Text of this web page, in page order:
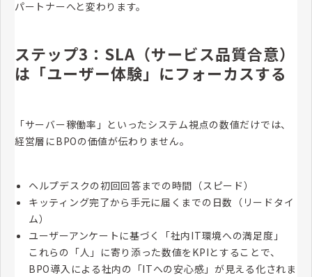
パートナーへと変わります。
ステップ3：SLA（サービス品質合意）
は「ユーザー体験」にフォーカスする
「サーバー稼働率」といったシステム視点の数値だけでは、
経営層にBPOの価値が伝わりません。
ヘルプデスクの初回回答までの時間（スピード）
キッティング完了から手元に届くまでの日数（リードタイ
ム）
ユーザーアンケートに基づく「社内IT環境への満足度」
これらの「人」に寄り添った数値をKPIとすることで、
BPO導入による社内の「ITへの安心感」が見える化されま